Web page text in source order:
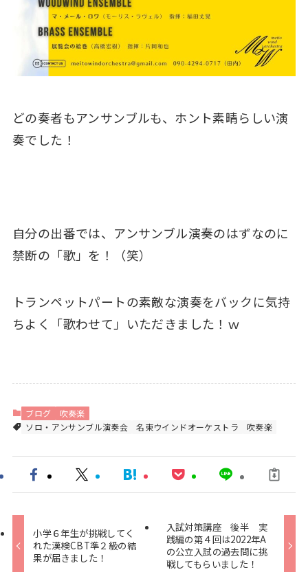
どの奏者もアンサンブルも、ホント素晴らしい演
奏でした！
自分の出番では、アンサンブル演奏のはずなのに
禁断の「歌」を！（笑）
トランペットパートの素敵な演奏をバックに気持
ちよく「歌わせて」いただきました！ｗ
ブログ
吹奏楽
ソロ・アンサンブル演奏会
名東ウインドオーケストラ 吹奏楽
小学６年生が挑戦してく
れた漢検CBT準２級の結
果が届きました！
入試対策講座 後半 実
践編の第４回は2022年A
の公立入試の過去問に挑
戦してもらいました！